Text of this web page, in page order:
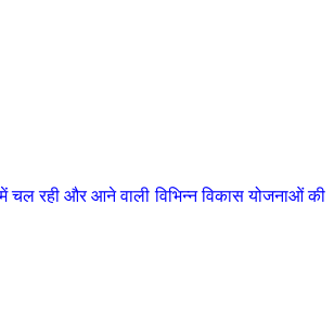
चल रही और आने वाली विभिन्न विकास योजनाओं की